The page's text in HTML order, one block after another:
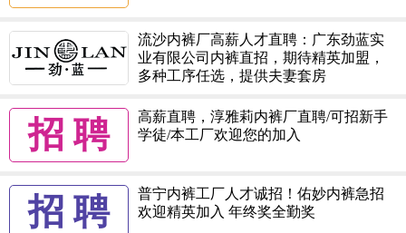
流沙内裤厂高薪人才直聘：广东劲蓝实
业有限公司内裤直招，期待精英加盟，
多种工序任选，提供夫妻套房
招 聘
高薪直聘，淳雅莉内裤厂直聘/可招新手
学徒/本工厂欢迎您的加入
招 聘
普宁内裤工厂人才诚招！佑妙内裤急招
欢迎精英加入 年终奖全勤奖